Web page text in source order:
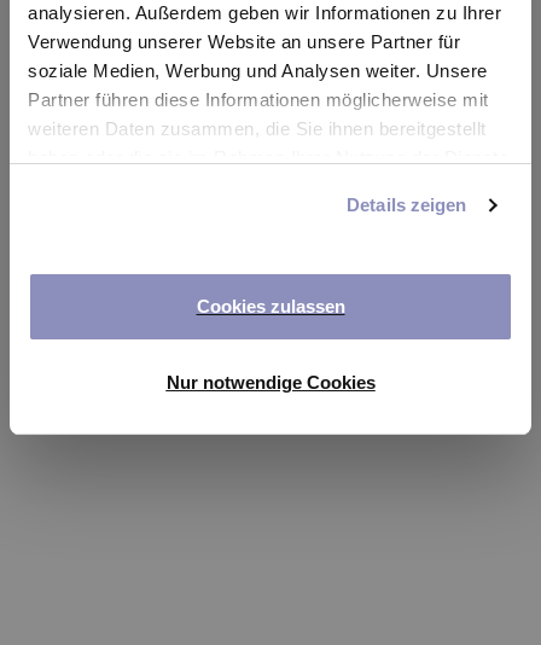
analysieren. Außerdem geben wir Informationen zu Ihrer
Verwendung unserer Website an unsere Partner für
soziale Medien, Werbung und Analysen weiter. Unsere
Partner führen diese Informationen möglicherweise mit
weiteren Daten zusammen, die Sie ihnen bereitgestellt
anpassen oder widerrufen. Weitere Details hierzu finden
Details zeigen
Cookies zulassen
Nur notwendige Cookies
Oops!
Something went wrong. Please try refreshing the
app
Refresh